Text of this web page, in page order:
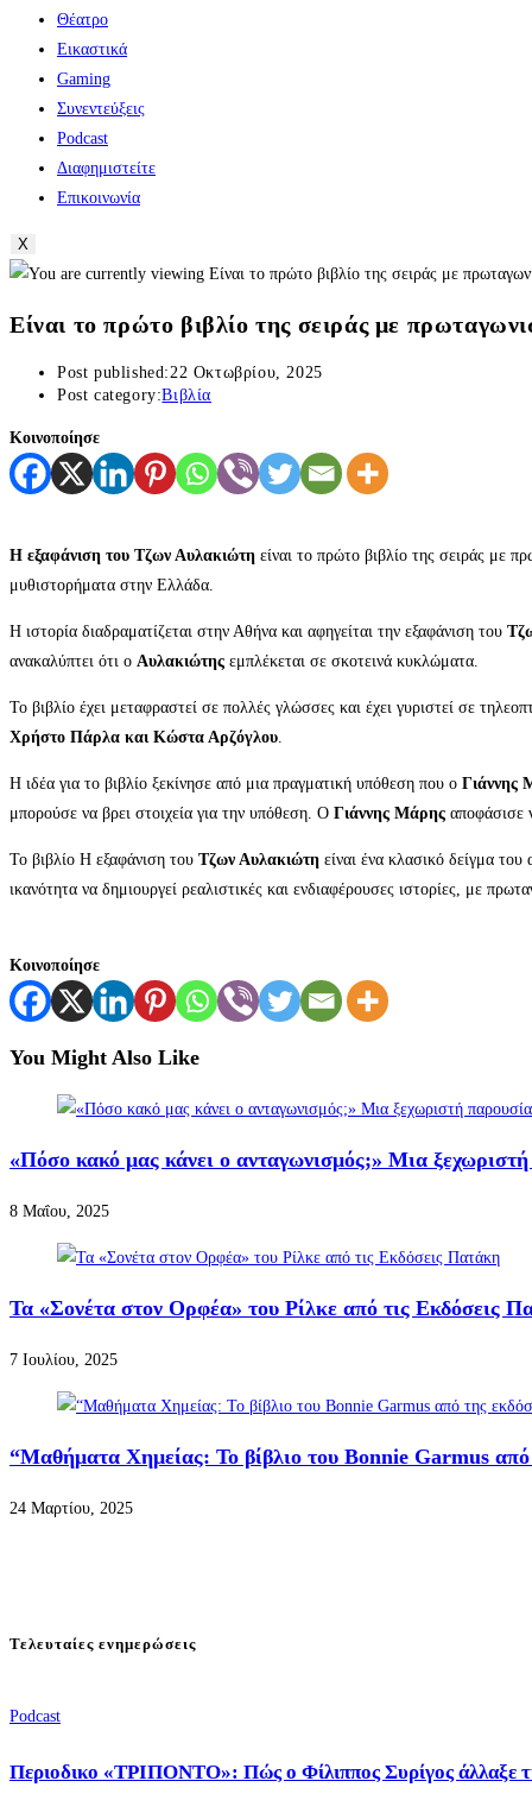
Θέατρο
Εικαστικά
Gaming
Συνεντεύξεις
Podcast
Διαφημιστείτε
Επικοινωνία
X
Είναι το πρώτο βιβλίο της σειράς με
Post published: 22 Οκτωβρίου, 2025
Post category:Βιβλία
Κοινοποίησε
Η εξαφάνιση του Τζων Αυλακιώτη είναι το πρώτο βιβλίο της σειράς με
μυθιστορήματα στην Ελλάδα.
Η ιστορία διαδραματίζεται στην Αθήνα και αφηγείται την εξαφάνιση του
ανακαλύπτει ότι ο Αυλακιώτης εμπλέκεται σε σκοτεινά κυκλώματα.
Το βιβλίο έχει μεταφραστεί σε πολλές γλώσσες και έχει γυριστεί σε
Χρήστο Πάρλα και Κώστα Αρζόγλου
Η ιδέα για το βιβλίο ξεκίνησε από μια πραγματική υπόθεση που ο Γιάννης
μπορούσε να βρει στοιχεία για την υπόθεση. Ο Γιάννης Μάρης αποφάσισε
Το βιβλίο Η εξαφάνιση του Τζων Αυλακιώτη είναι ένα κλασικό δείγμα
ικανότητα να δημιουργεί ρεαλιστικές και ενδιαφέρουσες ιστορίες, με
Κοινοποίησε
You Might Also Like
«Πόσο κακό μας κάνει ο ανταγωνισμός;» Μια
8 Μαΐου, 2025
Τα «Σονέτα στον Ορφέα» του Ρίλκε από τις Εκδόσεις
7 Ιουλίου, 2025
“Μαθήματα Χημείας: To βίβλιο του Bonnie Garmus από
24 Μαρτίου, 2025
Τελευταίες ενημερώσεις
Podcast
Περιοδικο «ΤΡΙΠΟΝΤΟ»: Πώς ο Φίλιππος Συρίγος άλλαξε